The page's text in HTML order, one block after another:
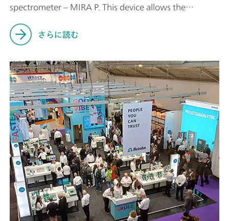
spectrometer – MIRA P. This device allows the
in just a few seconds.
さらに読む